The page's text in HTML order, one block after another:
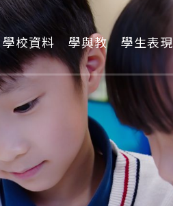
學校資料 學與教 學生表現